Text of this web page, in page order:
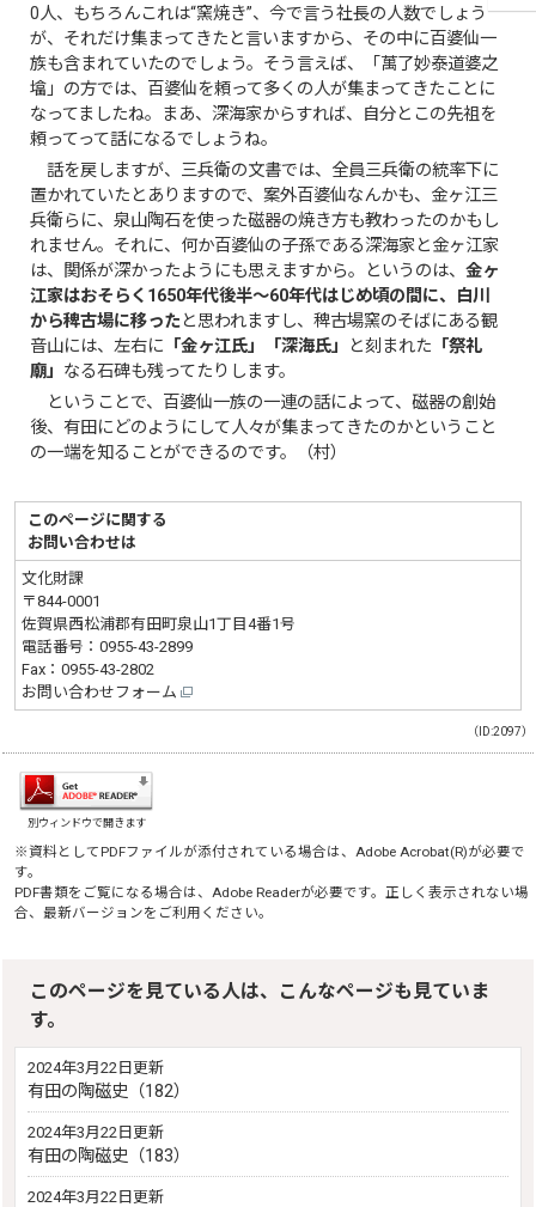
0人、もちろんこれは“窯焼き”、今で言う社長の人数でしょう
が、それだけ集まってきたと言いますから、その中に百婆仙一
族も含まれていたのでしょう。そう言えば、「萬了妙泰道婆之
墖」の方では、百婆仙を頼って多くの人が集まってきたことに
なってましたね。まあ、深海家からすれば、自分とこの先祖を
頼ってって話になるでしょうね。
話を戻しますが、三兵衛の文書では、全員三兵衛の統率下に
置かれていたとありますので、案外百婆仙なんかも、金ヶ江三
兵衛らに、泉山陶石を使った磁器の焼き方も教わったのかもし
れません。それに、何か百婆仙の子孫である深海家と金ヶ江家
は、関係が深かったようにも思えますから。というのは、金ヶ
江家はおそらく1650年代後半～60年代はじめ頃の間に、白川
から稗古場に移ったと思われますし、稗古場窯のそばにある観
音山には、左右に 「金ヶ江氏」「深海氏」 と刻まれた 「祭礼
廟」 なる石碑も残ってたりします。
ということで、百婆仙一族の一連の話によって、磁器の創始
後、有田にどのようにして人々が集まってきたのかということ
の一端を知ることができるのです。（村）
このページに関する
お問い合わせは
文化財課
〒844-0001
佐賀県西松浦郡有田町泉山1丁目4番1号
電話番号：0955-43-2899
Fax：0955-43-2802
お問い合わせフォーム
（ID:2097）
別ウィンドウで開きます
※資料としてPDFファイルが添付されている場合は、Adobe Acrobat(R)が必要で
す。
PDF書類をご覧になる場合は、Adobe Readerが必要です。正しく表示されない場
合、最新バージョンをご利用ください。
このページを見ている人は、こんなページも見ていま
す。
2024年3月22日更新
有田の陶磁史（182）
2024年3月22日更新
有田の陶磁史（183）
2024年3月22日更新